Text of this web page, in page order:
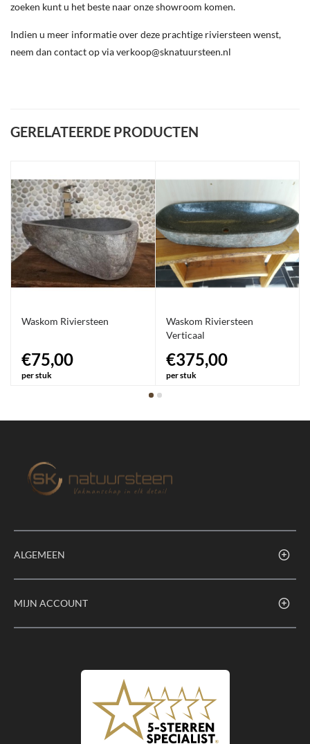
zoeken kunt u het beste naar onze showroom komen.
Indien u meer informatie over deze prachtige riviersteen wenst,
neem dan contact op via verkoop@sknatuursteen.nl
GERELATEERDE PRODUCTEN
Waskom Riviersteen
€75,00
per stuk
Waskom Riviersteen
Verticaal
€375,00
per stuk
ALGEMEEN
MIJN ACCOUNT